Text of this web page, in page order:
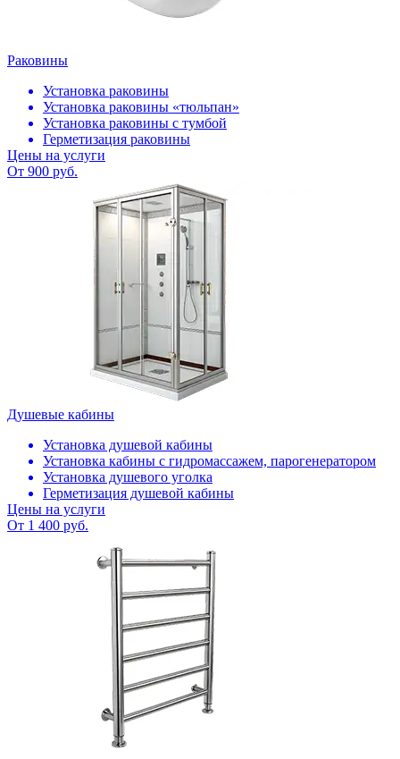
Раковины
Установка раковины
Установка раковины «тюльпан»
Установка раковины с тумбой
Герметизация раковины
Цены на услуги
От 900 руб.
Душевые кабины
Установка душевой кабины
Установка кабины с гидромассажем, парогенератором
Установка душевого уголка
Герметизация душевой кабины
Цены на услуги
От 1 400 руб.